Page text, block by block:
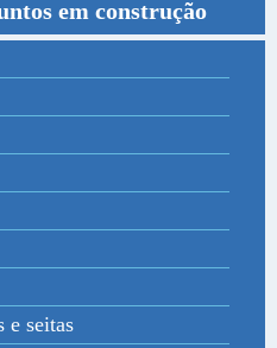
em construção
e seitas